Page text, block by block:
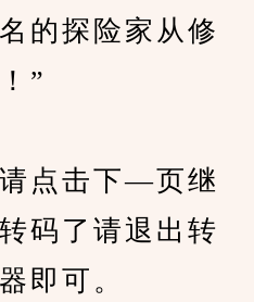
的探险家从修
”
点击下—页继
码了请退出转
即可。